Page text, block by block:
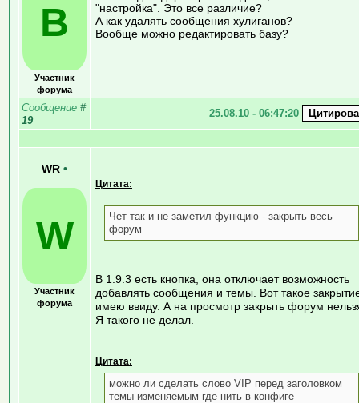
В
Участник
форума
"настройка". Это все различие?
А как удалять сообщения хулиганов?
Вообще можно редактировать базу?
Сообщение #
19
25.08.10 - 06:47:20
WR •
W
Участник
форума
Цитата:
Чет так и не заметил функцию - закрыть весь
форум
В 1.9.3 есть кнопка, она отключает возможность
добавлять сообщения и темы. Вот такое
имею ввиду. А на просмотр закрыть форум
Я такого не делал.
Цитата:
можно ли сделать слово VIP перед заголовком
темы изменяемым где нить в конфиге